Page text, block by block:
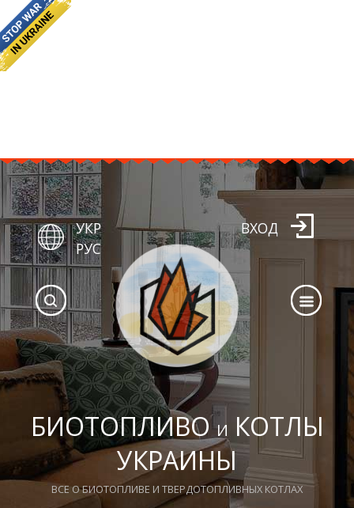
БИОТОПЛИВОИ КОТЛЫ
УКРАИНЫ
ВСЕ О БИОТОПЛИВЕ И ТВЕРДОТОПЛИВНЫХ КОТЛАХ
УКР
РУС
ВХОД